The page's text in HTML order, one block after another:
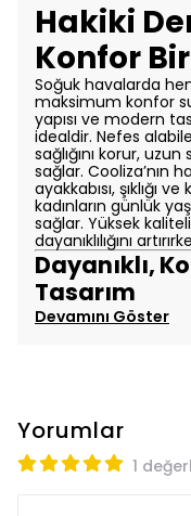
Hakiki
Konfor
Soğuk havalarda
maksimum konfor
yapısı ve modern
idealdir. Nefes
sağlığını korur,
sağlar. Cooliza’nın
ayakkabısı, şıklığı
kadınların günlük
sağlar. Yüksek
dayanıklılığını
Dayanıklı,
Tasarım
Devamını Göster
Yorumlar
1